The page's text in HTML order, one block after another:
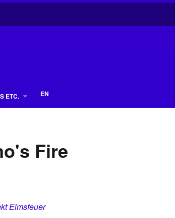
ETC. EN
Fire
Elmsfeuer